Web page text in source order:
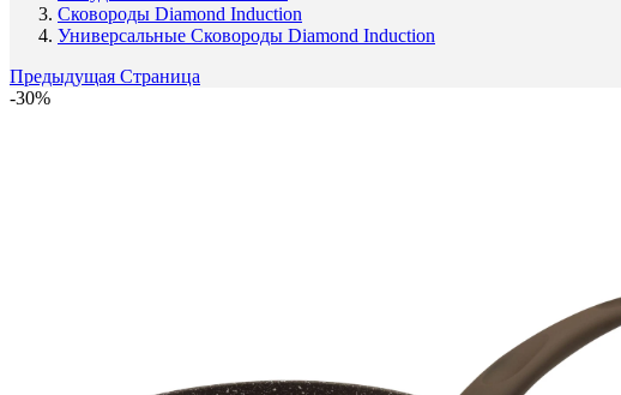
Сковороды Diamond Induction
Универсальные Сковороды Diamond Induction
Предыдущая Страница
-30%